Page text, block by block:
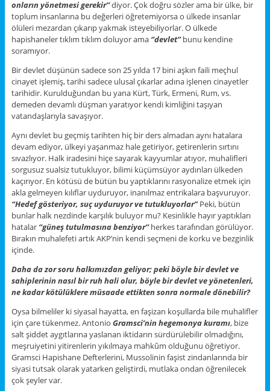
onların yönetmesi gerekir’’diyor. Çok doğru sözler ama bir ülke, bir
toplum insanlarına bu değerleri öğretemiyorsa o ülkede insanlar
ölüleri mezardan çıkarıp yakmak isteyebiliyorlar. O ülkede
hapishaneler tıklım tıklım doluyor ama ‘’devlet’’bunu kendine
soramıyor.
Bir devlet düşünün sadece son 25 yılda 17 bini aşkın faili meçhul
cinayet işlemiş, tarihi sadece ulusal çıkarlar adına işlenen cinayetler
tarihidir. Kurulduğundan bu yana Kürt, Türk, Ermeni, Rum, vs.
demeden devamlı düşman yaratıyor kendi kimliğini taşıyan
vatandaşlarıyla savaşıyor.
Aynı devlet bu geçmiş tarihten hiç bir ders almadan aynı hatalara
devam ediyor, ülkeyi yaşanmaz hale getiriyor, getirenlerin sırtını
sıvazlıyor. Halk iradesini hiçe sayarak kayyumlar atıyor, muhalifleri
sorgusuz sualsiz tutukluyor, bilimi küçümsüyor aydınları ülkeden
kaçırıyor. En kötüsü de bütün bu yaptıklarını rasyonalize etmek için
akla gelmeyen kılıflar uyduruyor, inanılmaz entrikalara başvuruyor.
“Hedef gösteriyor, suç uyduruyor ve tutukluyorlar”Peki, bütün
bunlar halk nezdinde karşılık buluyor mu? Kesinlikle hayır yaptıkları
hatalar ‘’güneş tutulmasına benziyor’’herkes tarafından görülüyor.
Bırakın muhalefeti artık AKP’nin kendi seçmeni de korku ve bezginlik
içinde.
Daha da zor soru halkımızdan geliyor; peki böyle bir devlet ve
sahiplerinin nasıl bir ruh hali olur, böyle bir devlet ve yönetenleri,
ne kadar kötülüklere müsaade ettikten sonra normale dönebilir?
Oysa bilmeliler ki siyasal hayatta, en faşizan koşullarda bile muhalifler
için çare tükenmez. Antonio Gramsci’nin hegemonya kuramı, bize
salt şiddet aygıtlarına yaslanan iktidarın sürdürülebilir olmadığını,
meşruiyetini yitirenlerin yıkılmaya mahkûm olduğunu öğretiyor.
Gramsci Hapishane Defterlerini, Mussolinin faşist zindanlarında bir
siyasi tutsak olarak yatarken geliştirdi, mutlaka ondan öğrenilecek
çok şeyler var.